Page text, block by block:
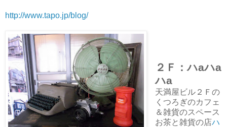
http://www.tapo.jp/blog/
２Ｆ：ハaハa
ハa
天満屋ビル２Ｆの
くつろぎのカフェ
＆雑貨のスペース
お茶と雑貨の店ハ